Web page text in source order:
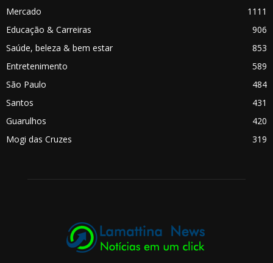
Mercado
1111
Educação & Carreiras
906
Saúde, beleza & bem estar
853
Entretenimento
589
São Paulo
484
Santos
431
Guarulhos
420
Mogi das Cruzes
319